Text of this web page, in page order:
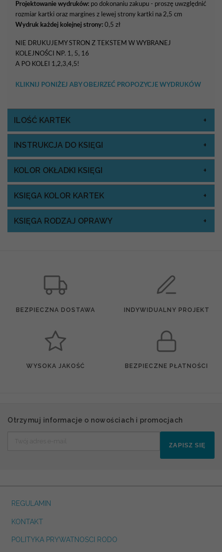
Projektowanie wydruków: po dokonaniu zakupu - proszę uwzględnić
rozmiar kartki oraz margines z lewej strony kartki na 2,5 cm
Wydruk każdej kolejnej strony: 0,5 zł
NIE DRUKUJEMY STRON Z TEKSTEM W WYBRANEJ
KOLEJNOŚCI NP. 1, 5, 16
A PO KOLEI 1,2,3,4,5!
KLIKNIJ PONIŻEJ ABY OBEJRZEĆ PROPOZYCJE WYDRUKÓW
ILOŚĆ KARTEK
INSTRUKCJA DO KSIĘGI
KOLOR OKŁADKI KSIĘGI
KSIĘGA KOLOR KARTEK
KSIĘGA RODZAJ OPRAWY
BEZPIECZNA DOSTAWA INDYWIDUALNY PROJEKT
WYSOKA JAKOŚĆ BEZPIECZNE PŁATNOŚCI
Otrzymuj informacje o nowościach i promocjach
ZAPISZ SIĘ
REGULAMIN
KONTAKT
POLITYKA PRYWATNOSCI RODO